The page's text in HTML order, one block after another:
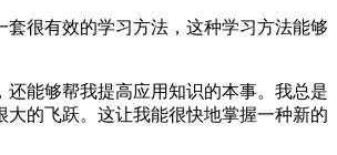
很有效的学习方法，这种学习方法能够
能够帮我提高应用知识的本事。我总是
的飞跃。这让我能很快地掌握一种新的